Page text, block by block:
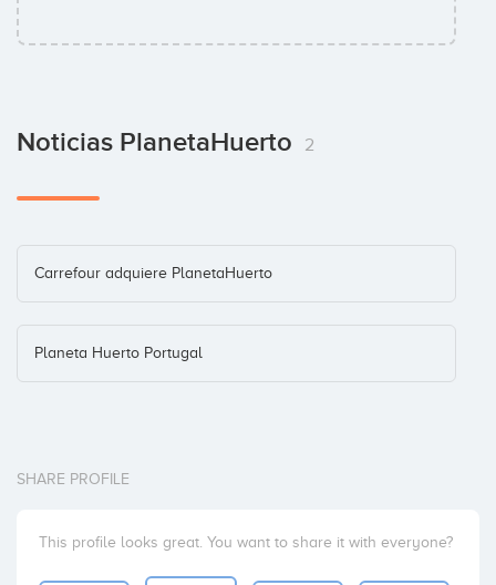
Noticias PlanetaHuerto 2
Carrefour adquiere PlanetaHuerto
Planeta Huerto Portugal
SHARE PROFILE
This profile looks great. You want to share it with everyone?